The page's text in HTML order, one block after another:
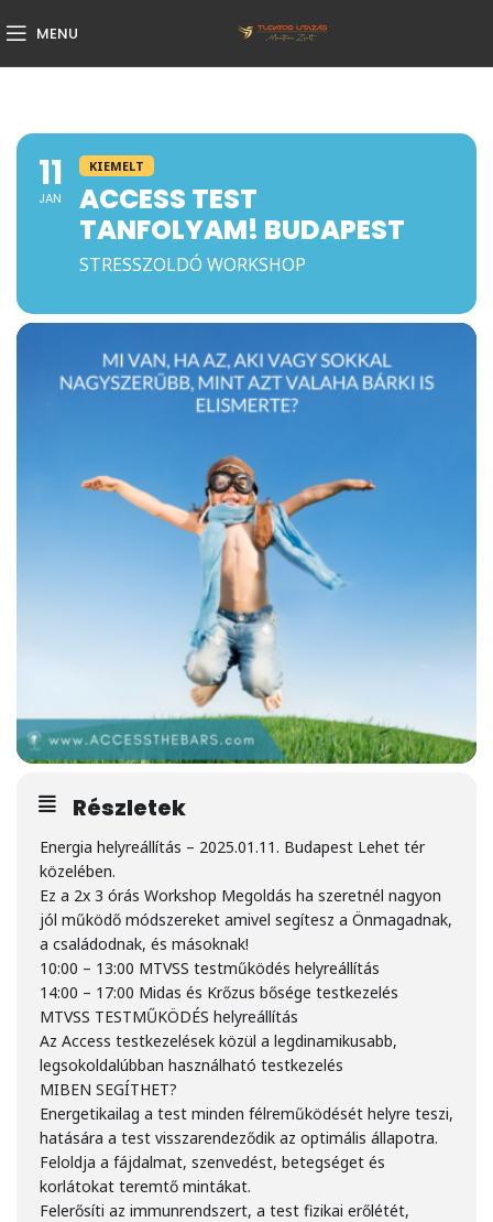
MENU
11
JAN
KIEMELT
ACCESS TEST
TANFOLYAM! BUDAPEST
STRESSZOLDÓ WORKSHOP
Részletek
Energia helyreállítás – 2025.01.11. Budapest Lehet tér
közelében.
Ez a 2x 3 órás Workshop Megoldás ha szeretnél nagyon
jól működő módszereket amivel segítesz a Önmagadnak,
a családodnak, és másoknak!
10:00 – 13:00 MTVSS testműködés helyreállítás
14:00 – 17:00 Midas és Krőzus bősége testkezelés
MTVSS TESTMŰKÖDÉS helyreállítás
Az Access testkezelések közül a legdinamikusabb,
legsokoldalúbban használható testkezelés
MIBEN SEGÍTHET?
Energetikailag a test minden félreműködését helyre teszi,
hatására a test visszarendeződik az optimális állapotra.
Feloldja a fájdalmat, szenvedést, betegséget és
korlátokat teremtő mintákat.
Felerősíti az immunrendszert, a test fizikai erőlétét,